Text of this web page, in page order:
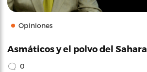
Opiniones
Asmáticos y el polvo del Sahara
0